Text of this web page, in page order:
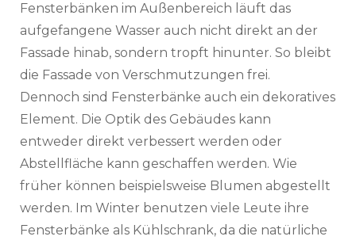
Fensterbänken im Außenbereich läuft das
aufgefangene Wasser auch nicht direkt an der
Fassade hinab, sondern tropft hinunter. So bleibt
die Fassade von Verschmutzungen frei.
Dennoch sind Fensterbänke auch ein dekoratives
Element. Die Optik des Gebäudes kann
entweder direkt verbessert werden oder
Abstellfläche kann geschaffen werden. Wie
früher können beispielsweise Blumen abgestellt
werden. Im Winter benutzen viele Leute ihre
Fensterbänke als Kühlschrank, da die natürliche